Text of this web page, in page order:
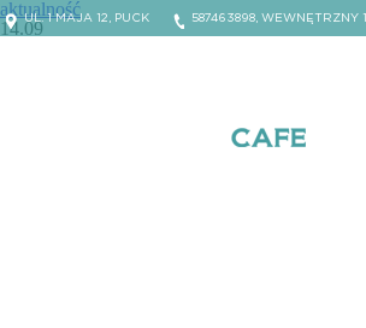
UL. 1 MAJA 12, PUCK 587463898, WEWNĘTRZNY 1
aktualność
14.09